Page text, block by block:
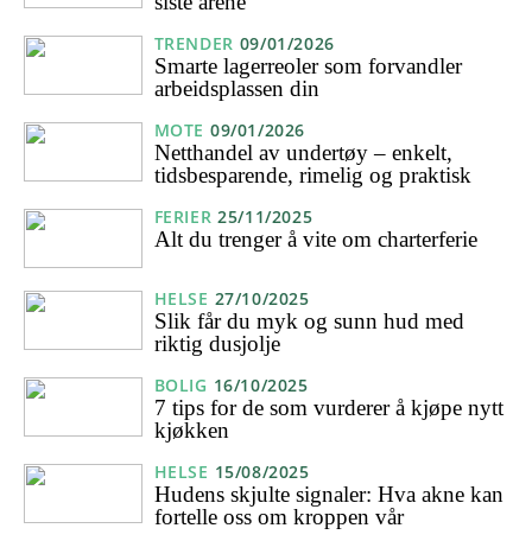
TRENDER 09/01/2026
Smarte lagerreoler som forvandler
arbeidsplassen din
MOTE 09/01/2026
Netthandel av undertøy – enkelt,
tidsbesparende, rimelig og praktisk
FERIER 25/11/2025
Alt du trenger å vite om charterferie
HELSE 27/10/2025
Slik får du myk og sunn hud med
riktig dusjolje
BOLIG 16/10/2025
7 tips for de som vurderer å kjøpe nytt
kjøkken
HELSE 15/08/2025
Hudens skjulte signaler: Hva akne kan
fortelle oss om kroppen vår